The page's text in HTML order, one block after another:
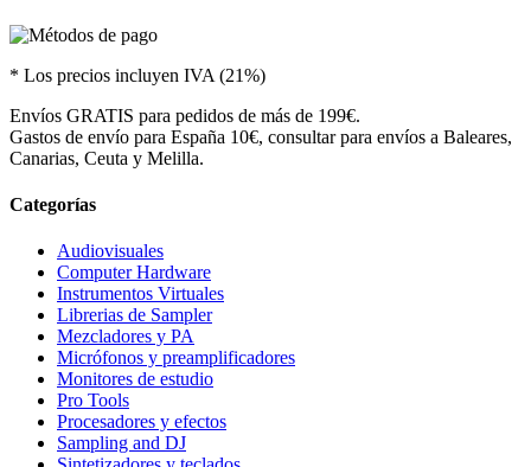
* Los precios incluyen IVA (21%)
Envíos GRATIS para pedidos de más de 199€.
Gastos de envío para España 10€, consultar para envíos a Baleares,
Canarias, Ceuta y Melilla.
Categorías
Audiovisuales
Computer Hardware
Instrumentos Virtuales
Librerias de Sampler
Mezcladores y PA
Micrófonos y preamplificadores
Monitores de estudio
Pro Tools
Procesadores y efectos
Sampling and DJ